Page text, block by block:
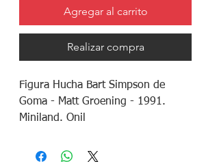
Agregar al carrito
Realizar compra
Figura Hucha Bart Simpson de
Goma - Matt Groening - 1991.
Miniland. Onil